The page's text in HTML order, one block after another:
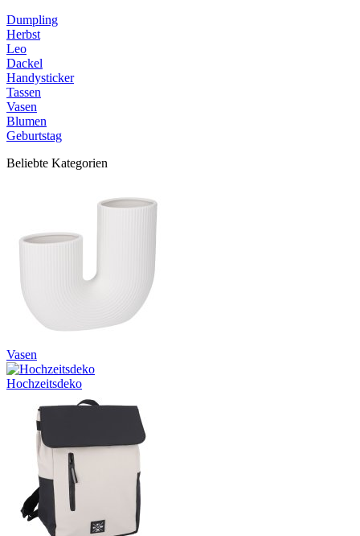
Dumpling
Herbst
Leo
Dackel
Handysticker
Tassen
Vasen
Blumen
Geburtstag
Beliebte Kategorien
Vasen
Hochzeitsdeko